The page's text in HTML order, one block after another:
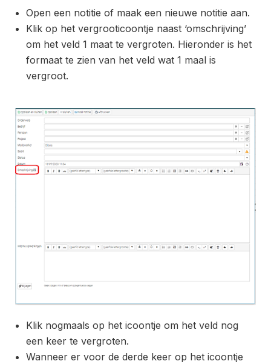
Open een notitie of maak een nieuwe notitie aan.
Klik op het vergrooticoontje naast ‘omschrijving’
om het veld 1 maat te vergroten. Hieronder is het
formaat te zien van het veld wat 1 maal is
vergroot.
Klik nogmaals op het icoontje om het veld nog
een keer te vergroten.
Wanneer er voor de derde keer op het icoontje